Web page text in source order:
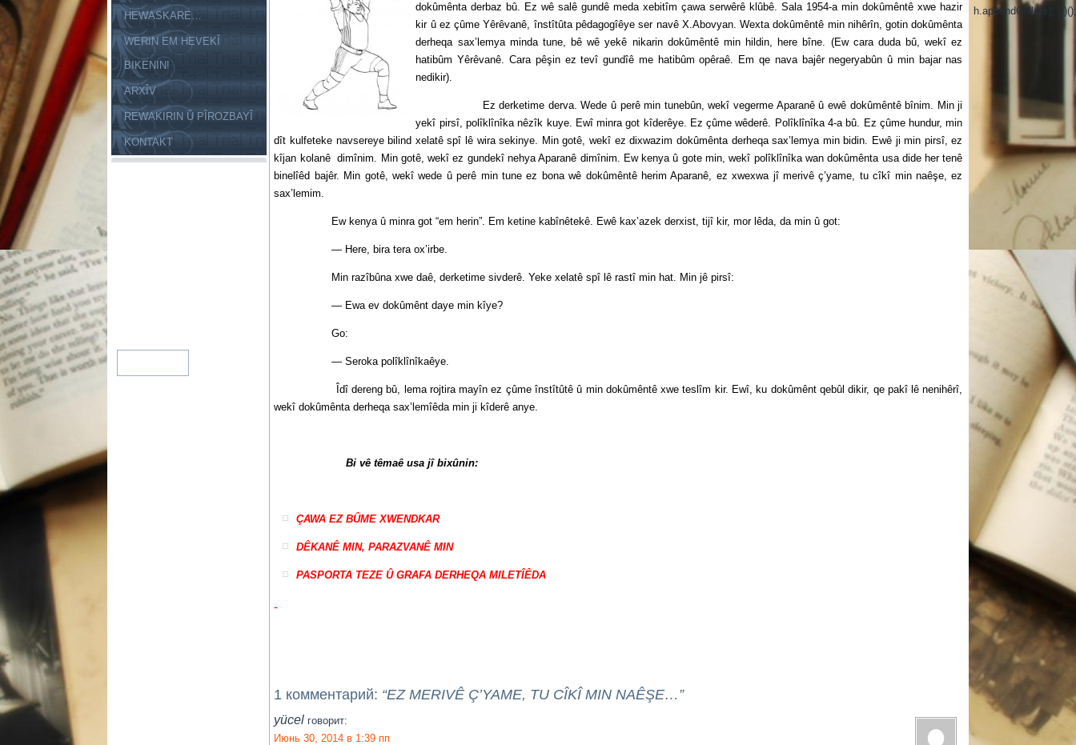
h.appendChild(s);
HEWASKARE…
WERIN EM HEVEKÎ
BIKENIN!
ARXÎV
REWAKIRIN Û PÎROZBAYÎ
KONTAKT
dokûmênta derbaz bû. Ez wê salê gundê meda xebitîm çawa serwêrê klûbê. Sala 1954-a min dokûmêntê xwe hazir
kir û ez çûme Yêrêvanê, înstîtûta pêdagogîêye ser navê X.Abovyan. Wexta dokûmêntê min nihêrîn, gotin dokûmênta
derheqa sax’lemya minda tune, bê wê yekê nikarin dokûmêntê min hildin, here bîne. (Ew cara duda bû, wekî ez
hatibûm Yêrêvanê. Cara pêşin ez tevî gundîê me hatibûm opêraê. Em qe nava bajêr negeryabûn û min bajar nas
nedikir).
Ez derketime derva. Wede û perê min tunebûn, wekî vegerme Aparanê û ewê dokûmêntê bînim. Min ji
yekî pirsî, polîklînîka nêzîk kuye. Ewî minra got kîderêye. Ez çûme wêderê. Polîklînîka 4-a bû. Ez çûme hundur, min
dît kulfeteke navsereye bilind xelatê spî lê wira sekinye. Min gotê, wekî ez dixwazim dokûmênta derheqa sax’lemya min bidin. Ewê ji min pirsî, ez
kîjan kolanê dimînim. Min gotê, wekî ez gundekî nehya Aparanê dimînim. Ew kenya û gote min, wekî polîklînîka wan dokûmênta usa dide her tenê
binelîêd bajêr. Min gotê, wekî wede û perê min tune ez bona wê dokûmêntê herim Aparanê, ez xwexwa jî merivê ç’yame, tu cîkî min naêşe, ez
sax’lemim.
Ew kenya û minra got “em herin”. Em ketine kabînêtekê. Ewê kax’azek derxist, tijî kir, mor lêda, da min û got:
— Here, bira tera ox’irbe.
Min razîbûna xwe daê, derketime sivderê. Yeke xelatê spî lê rastî min hat. Min jê pirsî:
— Ewa ev dokûmênt daye min kîye?
Go:
— Seroka polîklînîkaêye.
Îdî dereng bû, lema rojtira mayîn ez çûme înstîtûtê û min dokûmêntê xwe teslîm kir. Ewî, ku dokûmênt qebûl dikir, qe pakî lê nenihêrî,
wekî dokûmênta derheqa sax’lemîêda min ji kîderê anye.
Bi vê têmaê usa jî bixûnin:
ÇAWA EZ BÛME XWENDKAR
DÊKANÊ MIN, PARAZVANÊ MIN
PASPORTA TEZE Û GRAFA DERHEQA MILETÎÊDA
1 комментарий: “EZ MERIVÊ Ç’YAME, TU CÎKÎ MIN NAÊŞE…”
yücel говорит:
Июнь 30, 2014 в 1:39 пп